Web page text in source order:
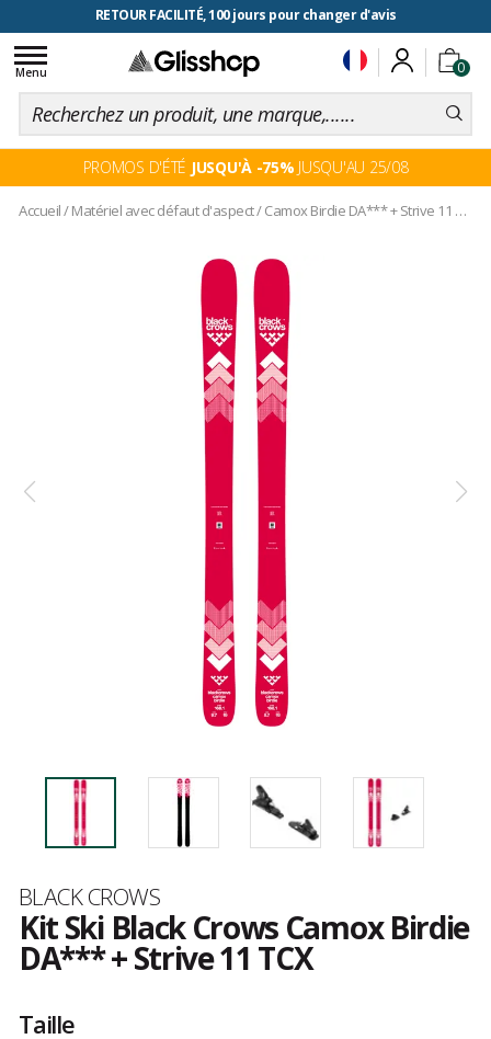
RETOUR FACILITÉ, 100 jours pour changer d'avis
0
Toggle
navigation
Menu
PROMOS D'ÉTÉ JUSQU'À -75% JUSQU'AU 25/08
Accueil/Matériel avec défaut d'aspect/Camox Birdie DA*** + Strive 11 TCX
Marque
BLACK CROWS
Kit Ski Black Crows Camox Birdie
DA*** + Strive 11 TCX
clients
Taille